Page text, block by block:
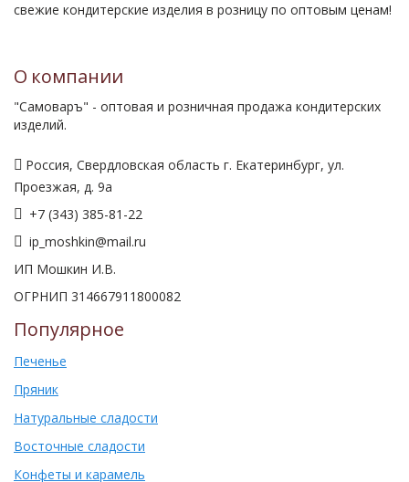
свежие кондитерские изделия в розницу по оптовым ценам!
О компании
"Самоваръ" - оптовая и розничная продажа кондитерских
изделий.
Россия, Свердловская область г. Екатеринбург, ул.
Проезжая, д. 9а
+7 (343) 385-81-22
ip_moshkin@mail.ru
ИП Мошкин И.В.
ОГРНИП 314667911800082
Популярное
Печенье
Пряник
Натуральные сладости
Восточные сладости
Конфеты и карамель